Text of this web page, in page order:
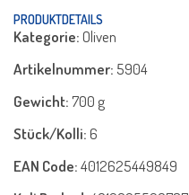
PRODUKTDETAILS
Kategorie:Oliven
Artikelnummer: 5904
Gewicht:700 g
Stück/Kolli:6
EAN Code:4012625449849